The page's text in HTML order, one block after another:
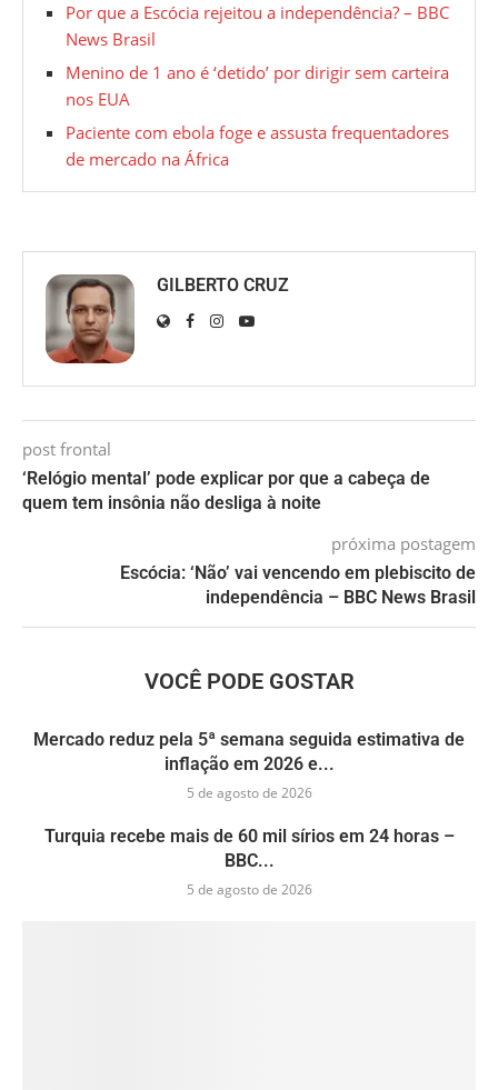
Por que a Escócia rejeitou a independência? – BBC
News Brasil
Menino de 1 ano é ‘detido’ por dirigir sem carteira
nos EUA
Paciente com ebola foge e assusta frequentadores
de mercado na África
GILBERTO CRUZ
post frontal
‘Relógio mental’ pode explicar por que a cabeça de
quem tem insônia não desliga à noite
próxima postagem
Escócia: ‘Não’ vai vencendo em plebiscito de
independência – BBC News Brasil
VOCÊ PODE GOSTAR
Mercado reduz pela 5ª semana seguida estimativa de
inflação em 2026 e...
5 de agosto de 2026
Turquia recebe mais de 60 mil sírios em 24 horas –
BBC...
5 de agosto de 2026